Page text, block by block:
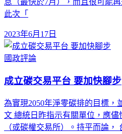
息（最快於7月），而且很可能
此次「
2023年6月17日
國政評論
成立碳交易平台 要加快腳步
為實現2050年淨零碳排的目標，
文 總統日昨指示有關單位，應儘
（或碳權交易所）。持平而論